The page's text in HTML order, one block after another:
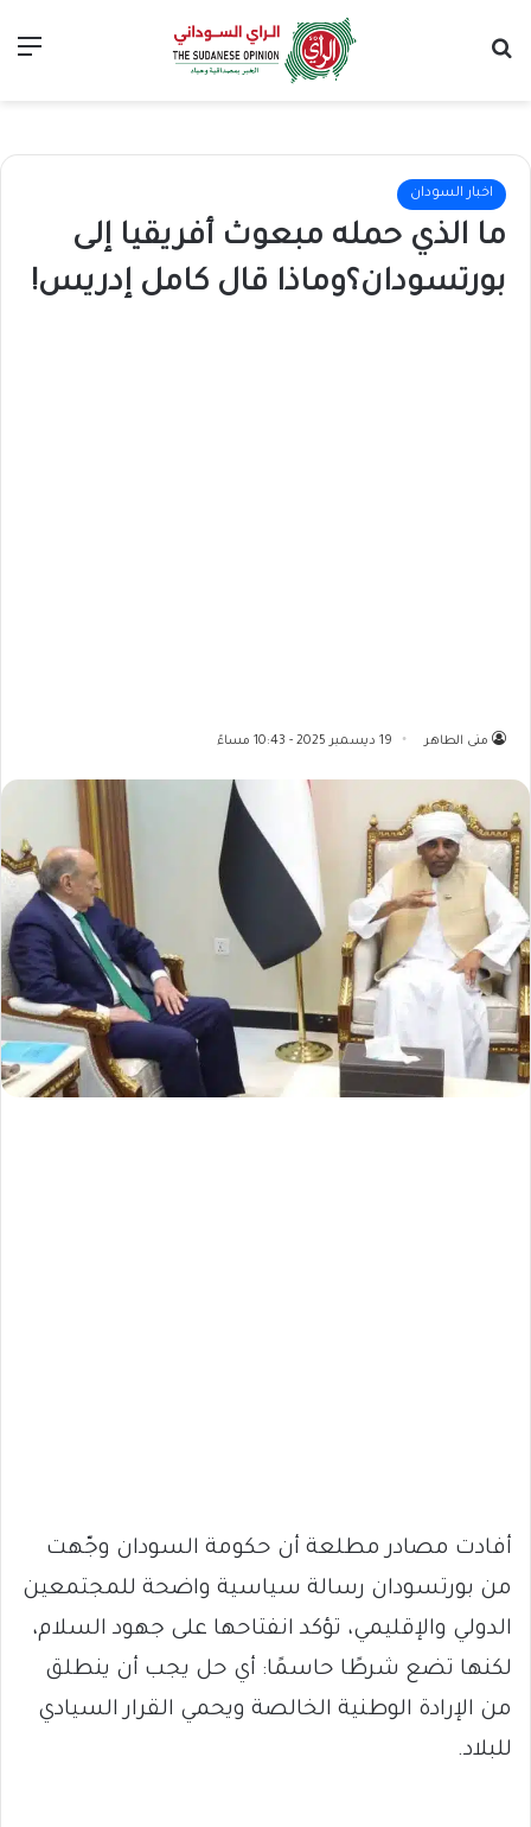
اخبار السودان
ما الذي حمله مبعوث أفريقيا إلى
بورتسودان؟وماذا قال كامل إدريس!
منى الطاهر 19 ديسمبر 2025 - 10:43 مساءً
أفادت مصادر مطلعة أن حكومة السودان وجّهت
من بورتسودان رسالة سياسية واضحة للمجتمعين
الدولي والإقليمي، تؤكد انفتاحها على جهود السلام،
لكنها تضع شرطًا حاسمًا: أي حل يجب أن ينطلق
من الإرادة الوطنية الخالصة ويحمي القرار السيادي
للبلاد.